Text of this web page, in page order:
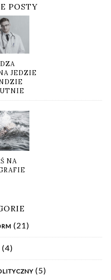
POSTY
JEDZIE
NA
(21)
(4)
(5)